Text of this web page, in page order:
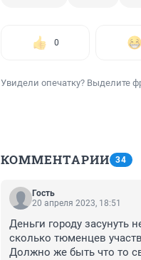
0
Увидели опечатку? Выделите
КОММЕНТАРИИ 34
Гость
20 апреля 2023, 18:51
Деньги городу засунуть
сколько тюменцев
Должно же быть что то